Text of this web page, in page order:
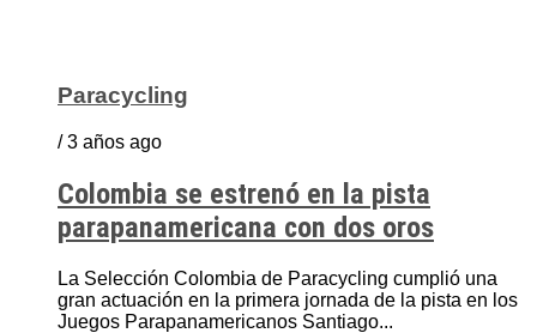
Paracycling
/ 3 años ago
Colombia se estrenó en la pista
parapanamericana con dos oros
La Selección Colombia de Paracycling cumplió una
gran actuación en la primera jornada de la pista en los
Juegos Parapanamericanos Santiago...